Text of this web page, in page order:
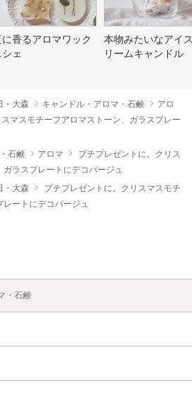
に香るアロマワック
シェ
本物みたいなアイ
リームキャンドル
・大森 キャンドル・アロマ・石鹸
アロ
マスモチーフアロマストーン、ガラスプレー
石鹸 アロマ
プチプレゼントに。クリス
ラスプレートにデコパージュ
・大森
プチプレゼントに。クリスマスモチ
ートにデコパージュ
・石鹸